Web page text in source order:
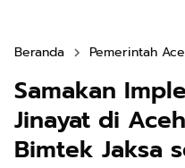
Beranda Pemerintah
Samakan
Jinayat di
Bimtek Jaksa